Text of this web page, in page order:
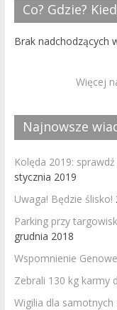
Co? Gdzie?
Brak nadchodzących
Więcej
Najnowsze
Kolęda 2019:
stycznia 2019
Uwaga! Będzie ślisko!
Parking przy
grudnia 2018
Wspomnienie
Zebrali 130 kg karmy
Wigilia dla samotnych